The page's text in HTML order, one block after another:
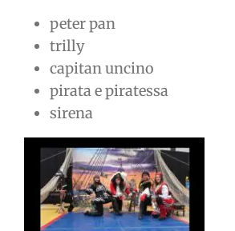
peter pan
trilly
capitan uncino
pirata e piratessa
sirena